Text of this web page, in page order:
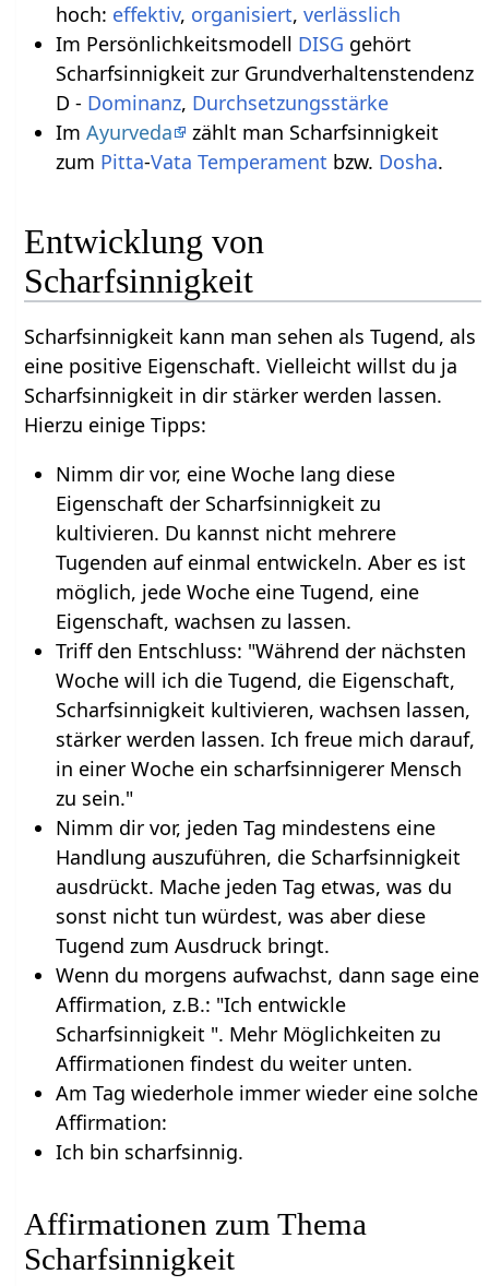
hoch: effektiv, organisiert, verlässlich
Im Persönlichkeitsmodell DISG gehört
Scharfsinnigkeit zur Grundverhaltenstendenz
D - Dominanz, Durchsetzungsstärke
Im Ayurveda
zählt man Scharfsinnigkeit
zum Pitta-Vata Temperament bzw. Dosha.
Entwicklung von
Scharfsinnigkeit
Scharfsinnigkeit kann man sehen als Tugend, als
eine positive Eigenschaft. Vielleicht willst du ja
Scharfsinnigkeit in dir stärker werden lassen.
Hierzu einige Tipps:
Nimm dir vor, eine Woche lang diese
Eigenschaft der Scharfsinnigkeit zu
kultivieren. Du kannst nicht mehrere
Tugenden auf einmal entwickeln. Aber es ist
möglich, jede Woche eine Tugend, eine
Eigenschaft, wachsen zu lassen.
Triff den Entschluss: "Während der nächsten
Woche will ich die Tugend, die Eigenschaft,
Scharfsinnigkeit kultivieren, wachsen lassen,
stärker werden lassen. Ich freue mich darauf,
in einer Woche ein scharfsinnigerer Mensch
zu sein."
Nimm dir vor, jeden Tag mindestens eine
Handlung auszuführen, die Scharfsinnigkeit
ausdrückt. Mache jeden Tag etwas, was du
sonst nicht tun würdest, was aber diese
Tugend zum Ausdruck bringt.
Wenn du morgens aufwachst, dann sage eine
Affirmation, z.B.: "Ich entwickle
Scharfsinnigkeit ". Mehr Möglichkeiten zu
Affirmationen findest du weiter unten.
Am Tag wiederhole immer wieder eine solche
Affirmation:
Ich bin scharfsinnig.
Affirmationen zum Thema
Scharfsinnigkeit